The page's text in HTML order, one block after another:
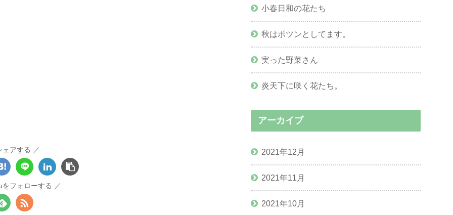
ェアする
フォローする
小春日和の花たち
秋はポツンとしてます。
実った野菜さん
炎天下に咲く花たち。
アーカイブ
2021年12月
2021年11月
2021年10月